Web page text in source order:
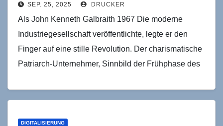
SEP. 25, 2025 DRUCKER
Als John Kenneth Galbraith 1967 Die moderne
Industriegesellschaft veröffentlichte, legte er den
Finger auf eine stille Revolution. Der charismatische
Patriarch-Unternehmer, Sinnbild der Frühphase des
DIGITALISIERUNG